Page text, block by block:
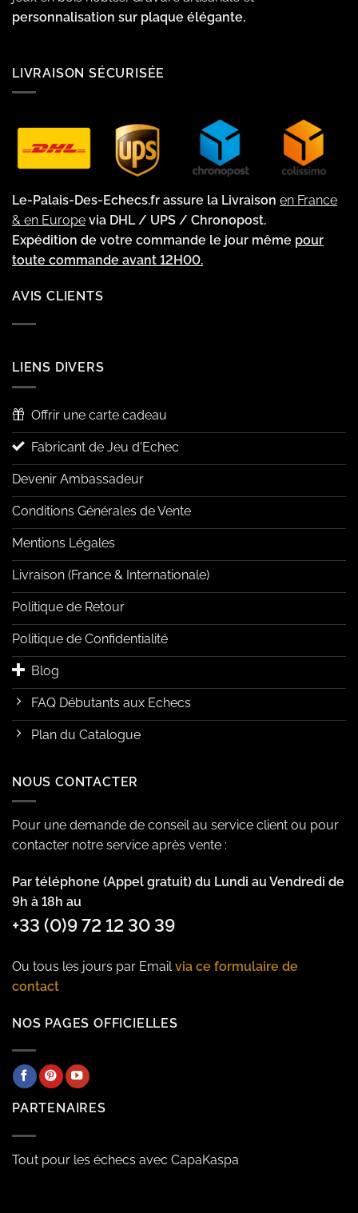
personnalisation sur plaque élégante.
LIVRAISON SÉCURISÉE
Le-Palais-Des-Echecs.fr assure la Livraison en France
& en Europe via DHL / UPS / Chronopost.
Expédition de votre commande le jour même pour
toute commande avant 12H00.
AVIS CLIENTS
LIENS DIVERS
Offrir une carte cadeau
Fabricant de Jeu d'Echec
Devenir Ambassadeur
Conditions Générales de Vente
Mentions Légales
Livraison (France & Internationale)
Politique de Retour
Politique de Confidentialité
Blog
FAQ Débutants aux Echecs
Plan du Catalogue
NOUS CONTACTER
Pour une demande de conseil au service client ou pour
contacter notre service après vente :
Par téléphone (Appel gratuit) du Lundi au Vendredi de
9h à 18h au
+33 (0)9 72 12 30 39
Ou tous les jours par Emailvia ce formulaire de
contact
NOS PAGES OFFICIELLES
PARTENAIRES
Tout pour les échecs avec CapaKaspa